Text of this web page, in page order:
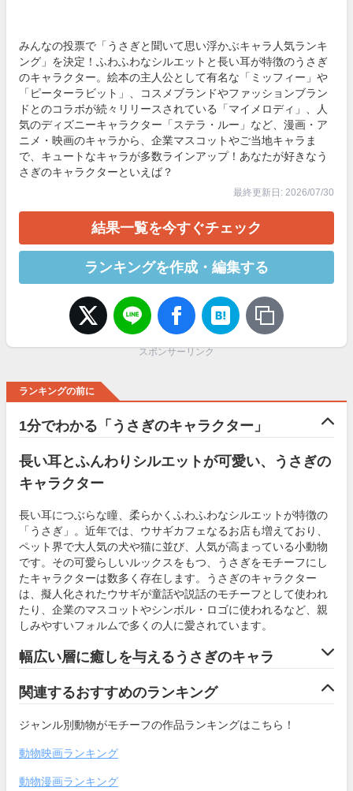
みんなの投票で「うさぎと聞いて思い浮かぶキャラ人気ランキ
ング」を決定！ふわふわなシルエットと長い耳が特徴のうさぎ
のキャラクター。絵本の主人公として有名な「ミッフィー」や
「ピーターラビット」、コスメブランドやファッションブラン
ドとのコラボが続々リリースされている「マイメロディ」、人
気のディズニーキャラクター「ステラ・ルー」など、漫画・ア
ニメ・映画のキャラから、企業マスコットやご当地キャラま
で、キュートなキャラが多数ラインアップ！あなたが好きなう
さぎのキャラクターといえば？
最終更新日: 2026/07/30
結果一覧を今すぐチェック
ランキングを作成・編集する
スポンサーリンク
ランキングの前に
1分でわかる「うさぎのキャラクター」
長い耳とふんわりシルエットが可愛い、うさぎの
キャラクター
長い耳につぶらな瞳、柔らかくふわふわなシルエットが特徴の
「うさぎ」。近年では、ウサギカフェなるお店も増えており、
ペット界で大人気の犬や猫に並び、人気が高まっている小動物
です。その可愛らしいルックスをもつ、うさぎをモチーフにし
たキャラクターは数多く存在します。うさぎのキャラクター
は、擬人化されたウサギが童話や説話のモチーフとして使われ
たり、企業のマスコットやシンボル・ロゴに使われるなど、親
しみやすいフォルムで多くの人に愛されています。
幅広い層に癒しを与えるうさぎのキャラ
関連するおすすめのランキング
ジャンル別動物がモチーフの作品ランキングはこちら！
動物映画ランキング
動物漫画ランキング